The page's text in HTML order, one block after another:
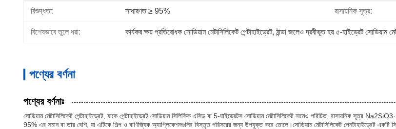
বিশুদ্ধতা: সাধারণত ≥ 95% রাসায়নিক সূত্র:
বিশেষভাবে তুলে ধরা: কার্যকর ক্ষয় প্রতিরোধক সোডিয়াম মেটাসিলিকেট পেন্টাহাইড্রেট, ঠান্ডা জলেও দ্রবীভূত হয় ৫-হাইড্রেট সোডিয়াম
পণ্যের বর্ণনা
পণ্যের বর্ণনাঃ
সোডিয়াম মেটাসিলিকেট পেন্টাহাইড্রেট, যাকে পেন্টাহাইড্রেট সোডিয়াম সিলিকিক এসিড বা 5-হাইড্রেটস সোডিয়াম মেটাসিলিকেট নামেও পরিচিত, রাসায়নিক সূত্র
95% এর সমান বা তার বেশি, যা এটিকে শিল্প ও বাণিজ্যিক অ্যাপ্লিকেশনগুলির বিস্তৃত পরিসরের জন্য উপযুক্ত করে তোলে।সোডিয়াম মেটাসিলিকেট পেনটাহাইড্রেট একটি